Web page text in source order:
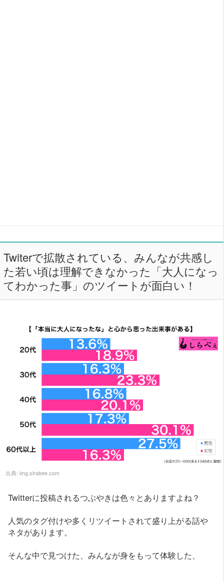
Twiterで拡散されている、みんなが共感し
た若い頃は理解できなかった「大人になっ
てわかった事」のツイートが面白い！
出典: img.sirabee.com
Twitterに投稿されるつぶやきは色々とありますよね？
人気のタグ付けや多くリツイートされて盛り上がる話や
ネタがあります。
そんな中で見つけた、みんなが身をもって体験した、